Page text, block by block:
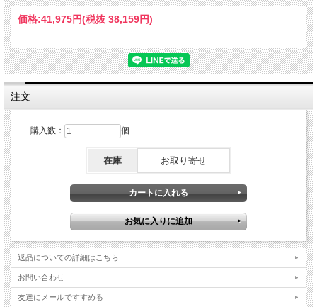
価格:41,975円(税抜 38,159円)
注文
購入数： 個
在庫 お取り寄せ
返品についての詳細はこちら
お問い合わせ
友達にメールですすめる